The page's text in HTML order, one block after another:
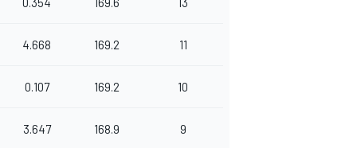
4.668 169.2 11
0.107 169.2 10
3.647 168.9 9